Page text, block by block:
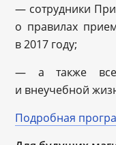
— сотрудники
о правилах
в 2017 году;
— а также все
и внеучебной
Подробная